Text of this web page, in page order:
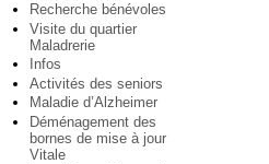
Recherche bénévoles
Visite du quartier
Maladrerie
Infos
Activités des seniors
Maladie d’Alzheimer
Déménagement des
bornes de mise à jour
Vitale